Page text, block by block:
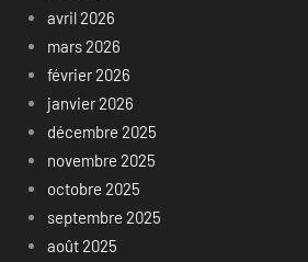
avril 2026
mars 2026
février 2026
janvier 2026
décembre 2025
novembre 2025
octobre 2025
septembre 2025
août 2025